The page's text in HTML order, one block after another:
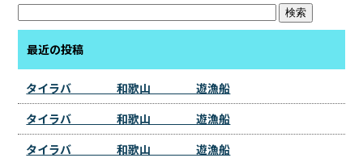
最近の投稿
タイラバ 和歌山 遊漁船
タイラバ 和歌山 遊漁船
タイラバ 和歌山 遊漁船